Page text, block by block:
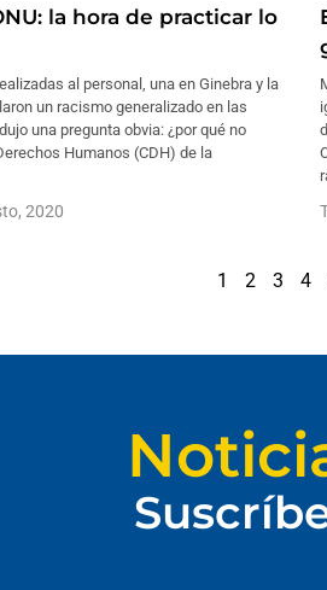
la hora de practicar lo
al personal, una en Ginebra y la
un racismo generalizado en las
una pregunta obvia: ¿por qué no
Humanos (CDH) de la
2020
1 2 3 4